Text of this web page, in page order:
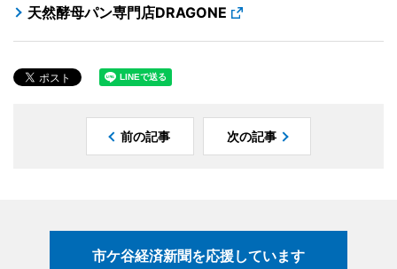
天然酵母パン専門店DRAGONE
前の記事 次の記事
市ケ谷経済新聞を応援しています